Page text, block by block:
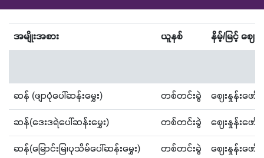
အမျိုးအစား ယူနစ် နိမ့်/မြင့် ဈေး
ဆန် (ဖျာပုံပေါ်ဆန်းမွှေး) တစ်တင်းခွဲ ဈေးနှုန်းဖေ
ဆန်(ဒေးဒရဲပေါ်ဆန်းမွှေး) တစ်တင်းခွဲ ဈေးနှုန်းဖေ
ဆန်(​မြောင်းမြ၊ပုသိမ်ပေါ်ဆန်းမွှေး) တစ်တင်းခွဲ ဈေးနှုန်းဖေ